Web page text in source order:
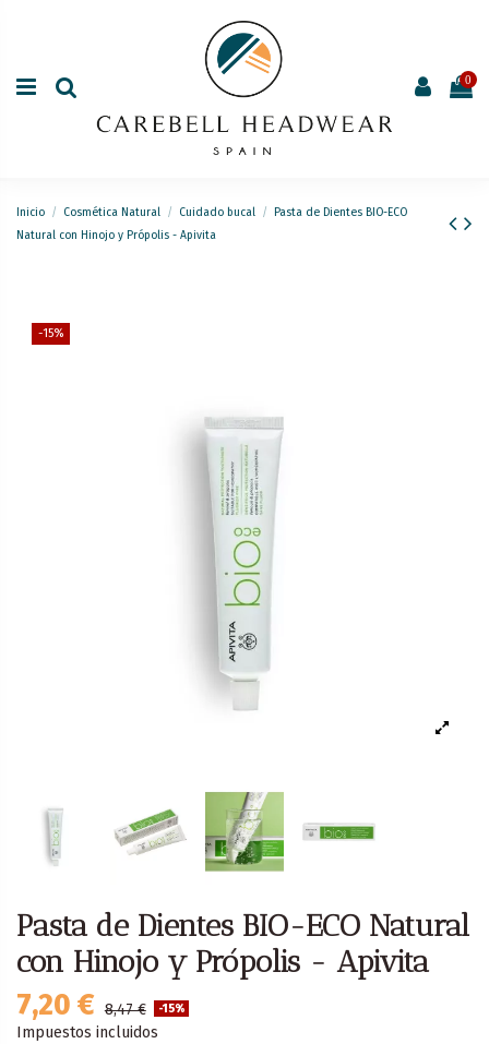
0
Inicio Cosmética Natural Cuidado bucal
Pasta de Dientes BIO-ECO
Natural con Hinojo y Própolis - Apivita
-15%
Pasta de Dientes BIO-ECO Natural
con Hinojo y Própolis - Apivita
7,20 € 8,47 € -15%
Impuestos incluidos